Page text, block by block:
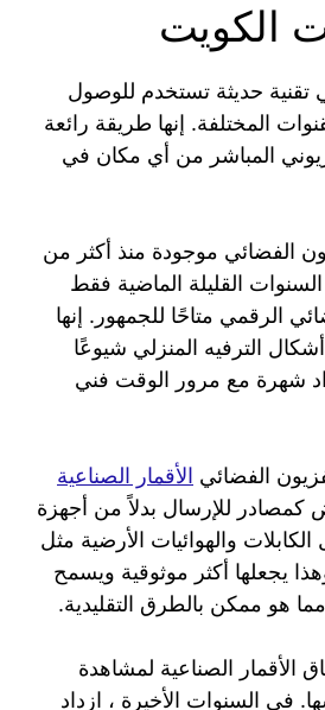
الكويت
تقنية حديثة تستخدم للوصول
المختلفة. إنها طريقة رائعة
المباشر من أي مكان في
الفضائي موجودة منذ أكثر من
السنوات القليلة الماضية فقط
الرقمي متاحًا للجمهور. إنها
الترفيه المنزلي شيوعًا
شهرة مع مرور الوقت فني
الفضائي الأقمار الصناعية
كمصادر للإرسال بدلاً من أجهزة
والهوائيات الأرضية مثل
يجعلها أكثر موثوقية ويسمح
هو ممكن بالطرق التقليدية.
الأقمار الصناعية لمشاهدة
في السنوات الأخيرة ، ازداد